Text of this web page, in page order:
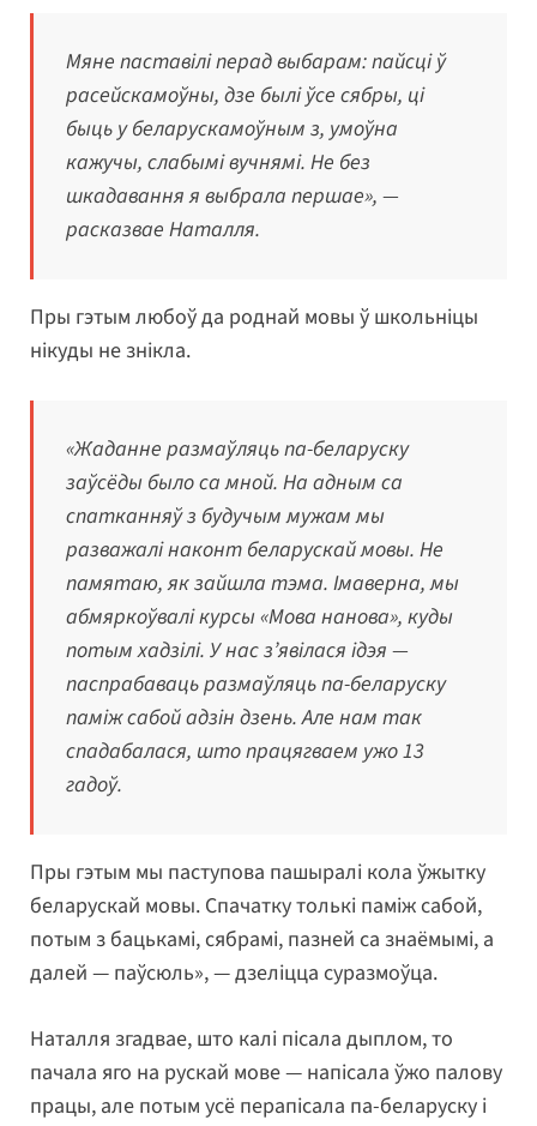
Мяне паставілі перад выбарам: пайсці ў
расейскамоўны, дзе былі ўсе сябры, ці
быць у беларускамоўным з, умоўна
кажучы, слабымі вучнямі. Не без
шкадавання я выбрала першае», —
расказвае Наталля.
Пры гэтым любоў да роднай мовы ў школьніцы
нікуды не знікла.
«Жаданне размаўляць па-беларуску
заўсёды было са мной. На адным са
спатканняў з будучым мужам мы
разважалі наконт беларускай мовы. Не
памятаю, як зайшла тэма. Імаверна, мы
абмяркоўвалі курсы «Мова нанова», куды
потым хадзілі. У нас з’явілася ідэя —
паспрабаваць размаўляць па-беларуску
паміж сабой адзін дзень. Але нам так
спадабалася, што працягваем ужо 13
гадоў.
Пры гэтым мы паступова пашыралі кола ўжытку
беларускай мовы. Спачатку толькі паміж сабой,
потым з бацькамі, сябрамі, пазней са знаёмымі, а
далей — паўсюль», — дзеліцца суразмоўца.
Наталля згадвае, што калі пісала дыплом, то
пачала яго на рускай мове — напісала ўжо палову
працы, але потым усё перапісала па-беларуску і